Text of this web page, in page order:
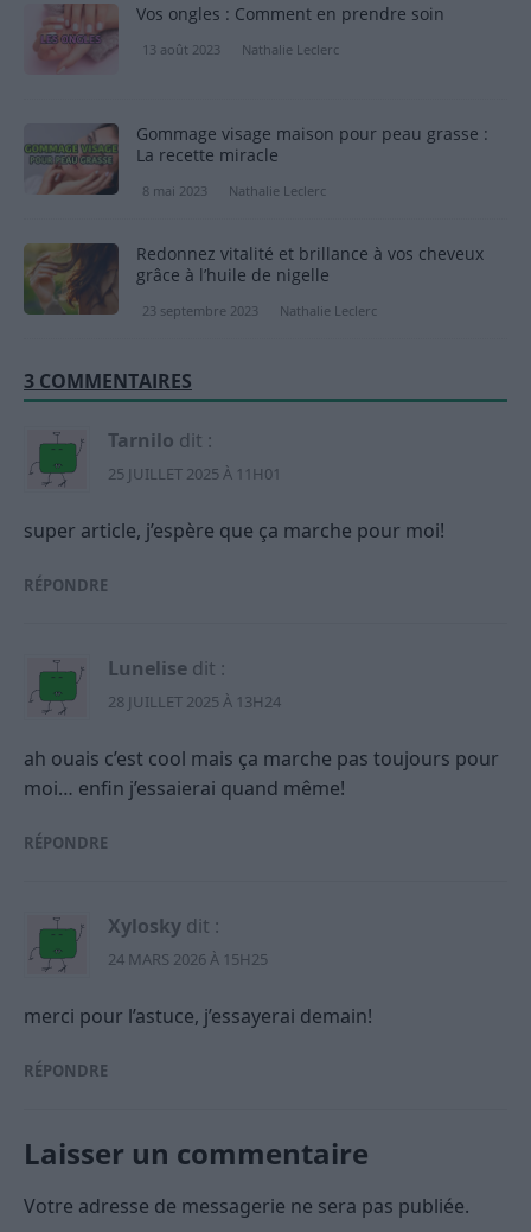
Vos ongles : Comment en prendre soin
13 août 2023 Nathalie Leclerc
Gommage visage maison pour peau grasse :
La recette miracle
8 mai 2023 Nathalie Leclerc
Redonnez vitalité et brillance à vos cheveux
grâce à l’huile de nigelle
23 septembre 2023 Nathalie Leclerc
3 COMMENTAIRES
Tarnilo dit :
25 JUILLET 2025 À 11H01
super article, j’espère que ça marche pour moi!
RÉPONDRE
Lunelise dit :
28 JUILLET 2025 À 13H24
ah ouais c’est cool mais ça marche pas toujours pour
moi… enfin j’essaierai quand même!
RÉPONDRE
Xylosky dit :
24 MARS 2026 À 15H25
merci pour l’astuce, j’essayerai demain!
RÉPONDRE
Laisser un commentaire
Votre adresse de messagerie ne sera pas publiée.